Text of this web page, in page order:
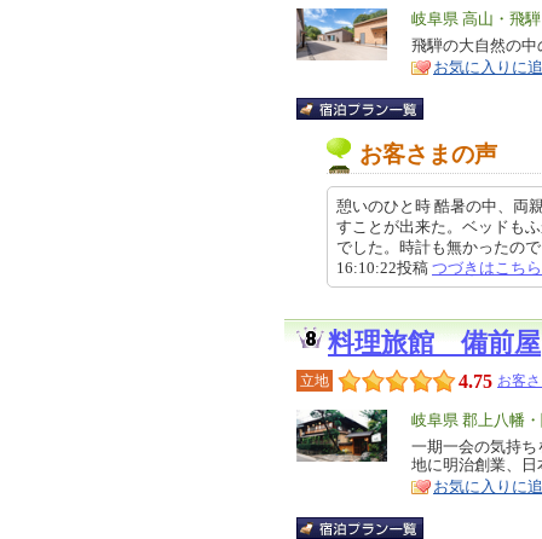
エ
リ
ア
岐阜県 高山・飛騨
特
徴
飛騨の大自然の
お気に入りに
お客さまの声
憩いのひと時 酷暑の中、両
すことが出来た。ベッドも
でした。時計も無かったの
16:10:22投稿 つづきはこちら
料理旅館 備前屋
立地 4.75 お客
エ
リ
ア
岐阜県 郡上八幡
特
徴
一期一会の気持
地に明治創業、
お気に入りに